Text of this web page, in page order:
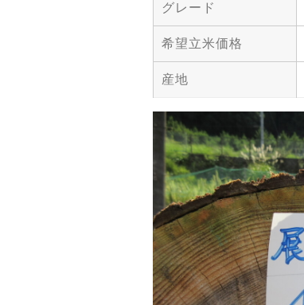
グレード
希望立米価格
産地